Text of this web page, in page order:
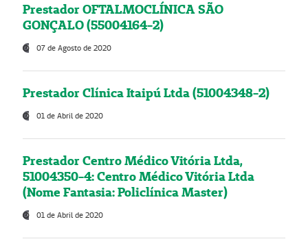
Prestador OFTALMOCLÍNICA SÃO
GONÇALO (55004164-2)
07 de Agosto de 2020
Prestador Clínica Itaipú Ltda (51004348-2)
01 de Abril de 2020
Prestador Centro Médico Vitória Ltda,
51004350-4: Centro Médico Vitória Ltda
(Nome Fantasia: Policlínica Master)
01 de Abril de 2020